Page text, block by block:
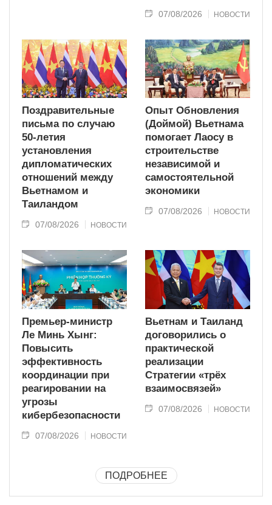
07/08/2026 НОВОСТИ
Поздравительные
письма по случаю
50-летия
установления
дипломатических
отношений между
Вьетнамом и
Таиландом
07/08/2026 НОВОСТИ
Опыт Обновления
(Доймой) Вьетнама
помогает Лаосу в
строительстве
независимой и
самостоятельной
экономики
07/08/2026 НОВОСТИ
Премьер-министр
Ле Минь Хынг:
Повысить
эффективность
координации при
реагировании на
угрозы
кибербезопасности
07/08/2026 НОВОСТИ
Вьетнам и Таиланд
договорились о
практической
реализации
Стратегии «трёх
взаимосвязей»
07/08/2026 НОВОСТИ
ПОДРОБНЕЕ